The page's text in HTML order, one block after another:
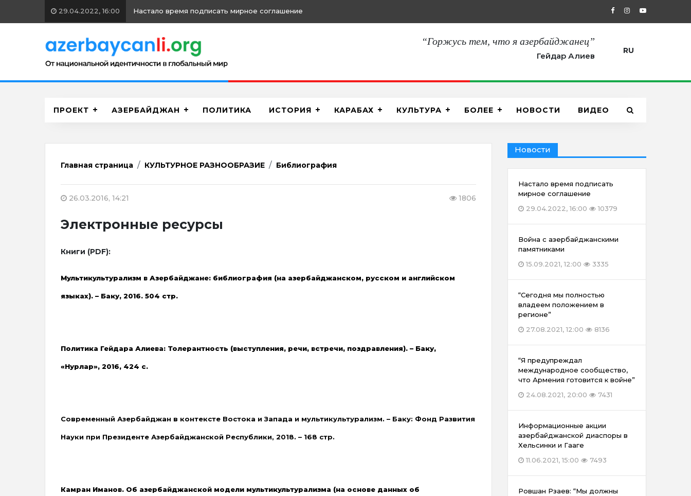
15.09.2021, 12:00 Война с азербайджанскими памятниками 27.08.2021, 12:00 “Сегодня мы
“Горжусь тем, что я азербайджанец”
Гейдар Алиев
RU
ПРОЕКТ АЗЕРБАЙДЖАН ПОЛИТИКА ИСТОРИЯ КАРАБАХ КУЛЬТУРА БОЛЕЕ НОВОСТИ ВИДЕО
Главная страница КУЛЬТУРНОЕ РАЗНООБРАЗИЕ Библиография
26.03.2016, 14:21 1806
Электронные ресурсы
Книги (PDF):
Мультикультурализм в Азербайджане: библиография (на азербайджанском, русском и английском
языках). – Баку, 2016. 504 стр.
Политика Гейдара Алиева: Толерантность (выступления, речи, встречи, поздравления). – Баку,
«Нурлар», 2016, 424 с.
Современный Азербайджан в контексте Востока и Запада и мультикультурализм. – Баку: Фонд Развития
Науки при Президенте Азербайджанской Республики, 2018. – 168 стр.
Камран Иманов. Об азербайджанской модели мультикультурализма (на основе данных об
Новости
Настало время подписать
мирное соглашение
29.04.2022, 16:00
10379
Война с азербайджанскими
памятниками
15.09.2021, 12:00
3335
“Сегодня мы полностью
владеем положением в
регионе”
27.08.2021, 12:00
8136
“Я предупреждал
международное сообщество,
что Армения готовится к войне”
24.08.2021, 20:00
7431
Информационные акции
азербайджанской диаспоры в
Хельсинки и Гааге
11.06.2021, 15:00
7493
Ровшан Рзаев: “Мы должны